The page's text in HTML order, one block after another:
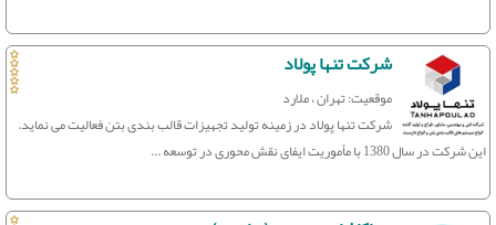
شرکت تنها پولاد
موقعیت: تهران ، ملارد
شرکت تنها پولاد در زمینه تولید تجهیزات قالب بندی بتن فعالیت می نماید.
این شرکت در سال 1380 با مأموریت ایفای نقش محوری در توسعه ...